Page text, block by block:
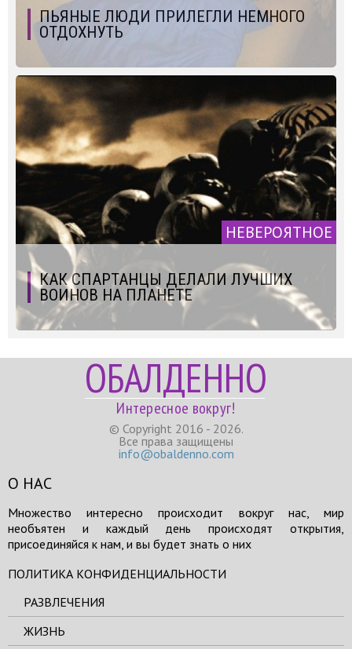
ПЬЯНЫЕ ЛЮДИ ПРИЛЕГЛИ НЕМНОГО
ОТДОХНУТЬ
НЕВЕРОЯТНОЕ
КАК СПАРТАНЦЫ ДЕЛАЛИ ЛУЧШИХ
ВОИНОВ НА ПЛАНЕТЕ
ОБАЛДЕННО
Интересное вокруг!
© Copyright 2016 - 2026.
Все права защищены
info@obaldenno.com
О НАС
Множество интересно происходит вокруг нас, мир
необъятен и каждый день происходят открытия,
присоединяйся к нам, и вы будет знать о них
ПОЛИТИКА КОНФИДЕНЦИАЛЬНОСТИ
РАЗВЛЕЧЕНИЯ
ЖИЗНЬ